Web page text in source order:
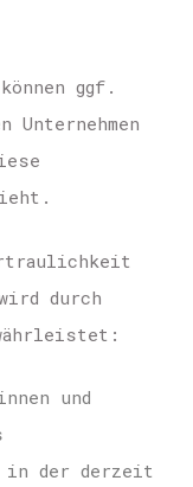
ggf.
durch
und
in der derzeit